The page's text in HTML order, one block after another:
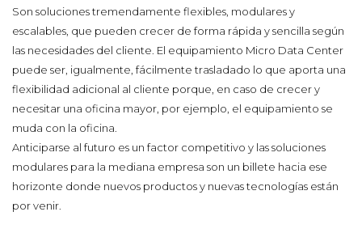
Son soluciones tremendamente flexibles, modulares y
escalables, que pueden crecer de forma rápida y sencilla según
las necesidades del cliente. El equipamiento Micro Data Center
puede ser, igualmente, fácilmente trasladado lo que aporta una
flexibilidad adicional al cliente porque, en caso de crecer y
necesitar una oficina mayor, por ejemplo, el equipamiento se
muda con la oficina.
Anticiparse al futuro es un factor competitivo y las soluciones
modulares para la mediana empresa son un billete hacia ese
horizonte donde nuevos productos y nuevas tecnologías están
por venir.